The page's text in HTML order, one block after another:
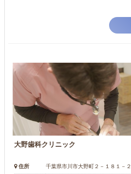
大野歯科クリニック
住所 千葉県市川市大野町２－１８１－２